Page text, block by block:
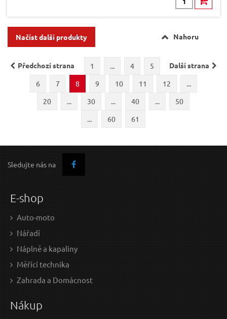
Načíst další produkty Nahoru
Předchozí strana Další strana
1 ... 4
5
6
7 8 9 10 11 12
...
20
... 30 ... 40 ...
50
...
60 61
Sledujte nás na
E-shop
Auto-moto
Nářadí
Náplně a kapaliny
Měřící technika
Zahrada a Domácnost
Nákup